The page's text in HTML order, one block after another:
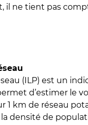
il ne tient pas
(ILP) est un
d’estimer le
1 km de réseau
la densité de